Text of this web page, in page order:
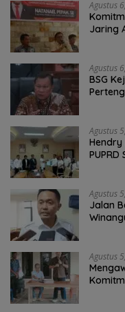
Agustus
Jaring
Agustus
BSG
Agustus
Hendry
Agustus
Jalan
Agustus